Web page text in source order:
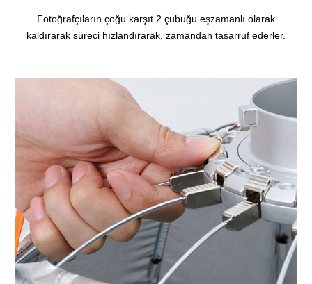
Fotoğrafçıların çoğu karşıt 2 çubuğu eşzamanlı olarak
kaldırarak süreci hızlandırarak, zamandan tasarruf ederler.